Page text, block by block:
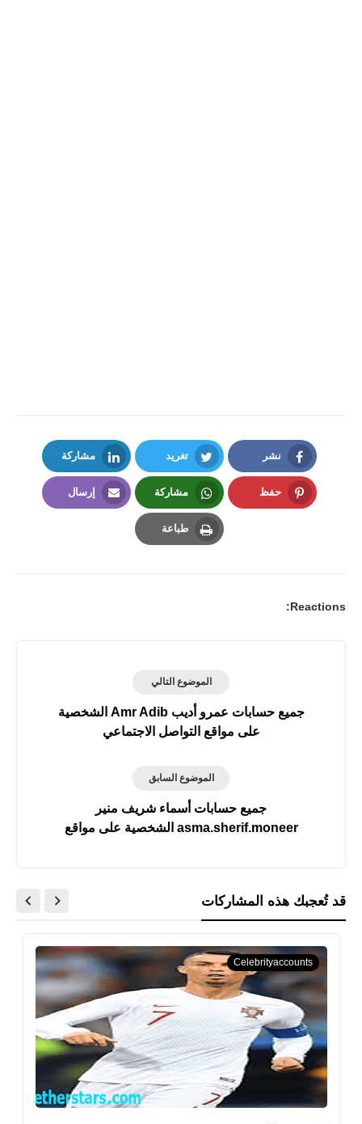
نشر
Facebook
تغريد
Twitter
مشاركة
LinkedIn
حفظ مشاركة
Whatsapp
إرسال
طباعة
Reactions:
الموضوع التالي
جميع حسابات عمرو أديب Amr Adib الشخصية
على مواقع التواصل الاجتماعي
الموضوع السابق
جميع حسابات أسماء شريف منير
asma.sherif.moneer الشخصية على مواقع
قد تُعجبك هذه المشاركات
Celebrityaccounts